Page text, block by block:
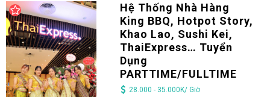
Hệ Thống Nhà Hàng
King BBQ, Hotpot Story,
Khao Lao, Sushi Kei,
ThaiExpress… Tuyển
Dụng
PARTTIME/FULLTIME
28.000 - 35.000K/ Giờ